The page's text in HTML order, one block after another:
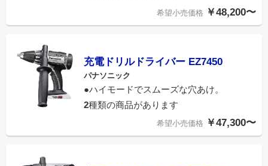
希望小売価格 ￥48,200〜
充電ドリルドライバー EZ7450
パナソニック
●ハイモードでスムーズな穴あけ。
2種類の商品があります
希望小売価格 ￥47,300〜